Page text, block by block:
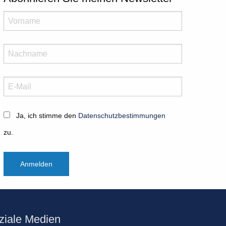
Ja, ich stimme den Datenschutzbestimmungen
zu.
Anmelden
Medien